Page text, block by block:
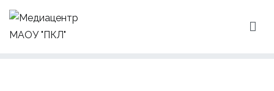
Перейти
содержимому